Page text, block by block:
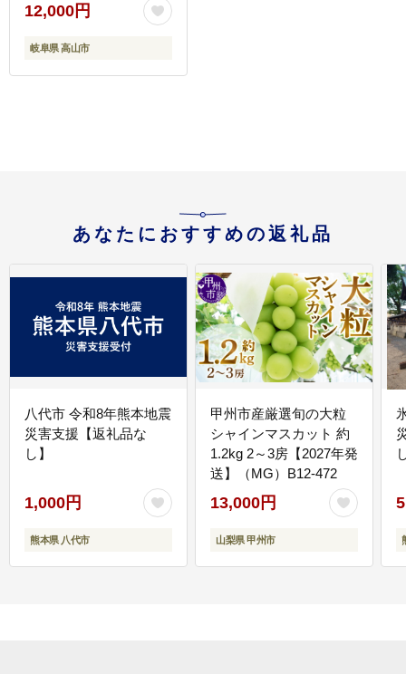
12,000円
岐阜県 高山市
あなたにおすすめの返礼品
八代市 令和8年熊本地震
災害支援【返礼品な
し】
1,000円
熊本県 八代市
甲州市産厳選旬の大粒
シャインマスカット 約
1.2kg 2～3房【2027年発
送】（MG）B12-472
13,000円
山梨県 甲州市